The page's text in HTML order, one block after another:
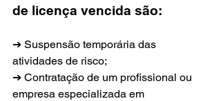
de licença vencida são:
➔ Suspensão temporária das
atividades de risco;
➔ Contratação de um profissional ou
empresa especializada em